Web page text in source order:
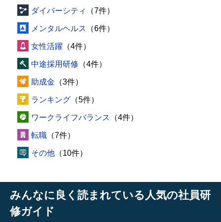
ダイバーシティ （7件）
メンタルヘルス （6件）
女性活躍 （4件）
中途採用研修 （4件）
助成金 （3件）
ランキング （5件）
ワークライフバランス （4件）
転職 （7件）
その他 （10件）
みんなに良く読まれている人気の社員研
修ガイド